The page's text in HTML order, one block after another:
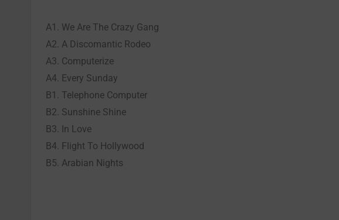
A1. We Are The Crazy Gang
A2. A Discomantic Rodeo
A3. Computerize
A4. Every Sunday
B1. Telephone Computer
B2. Sunshine Shine
B3. In Love
B4. Flight To Hollywood
B5. Arabian Nights